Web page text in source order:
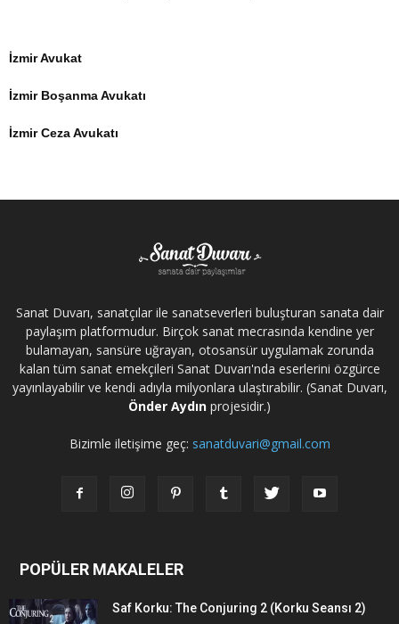
İzmir Avukat
İzmir Boşanma Avukatı
İzmir Ceza Avukatı
Sanat Duvarı, sanatçılar ile sanatseverleri buluşturan sanata dair
paylaşım platformudur. Birçok sanat mecrasında kendine yer
bulamayan, sansüre uğrayan, otosansür uygulamak zorunda
kalan tüm sanat emekçileri Sanat Duvarı'nda eserlerini özgürce
yayınlayabilir ve kendi adıyla milyonlara ulaştırabilir. (Sanat Duvarı,
Önder Aydın projesidir.)
Bizimle iletişime geç: sanatduvari@gmail.com
POPÜLER MAKALELER
Saf Korku: The Conjuring 2 (Korku Seansı 2)